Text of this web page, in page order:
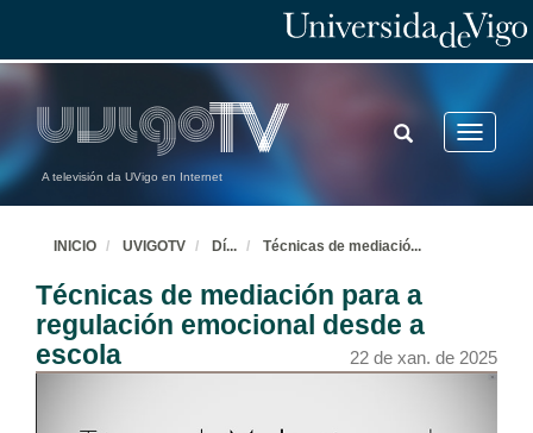
A televisión da UVigo en Internet
Toggle
TOGGLE
SEARCH
INICIO UVIGOTV Dí... Técnicas de mediació...
Técnicas de mediación para a
regulación emocional desde a
escola
22 de xan. de 2025